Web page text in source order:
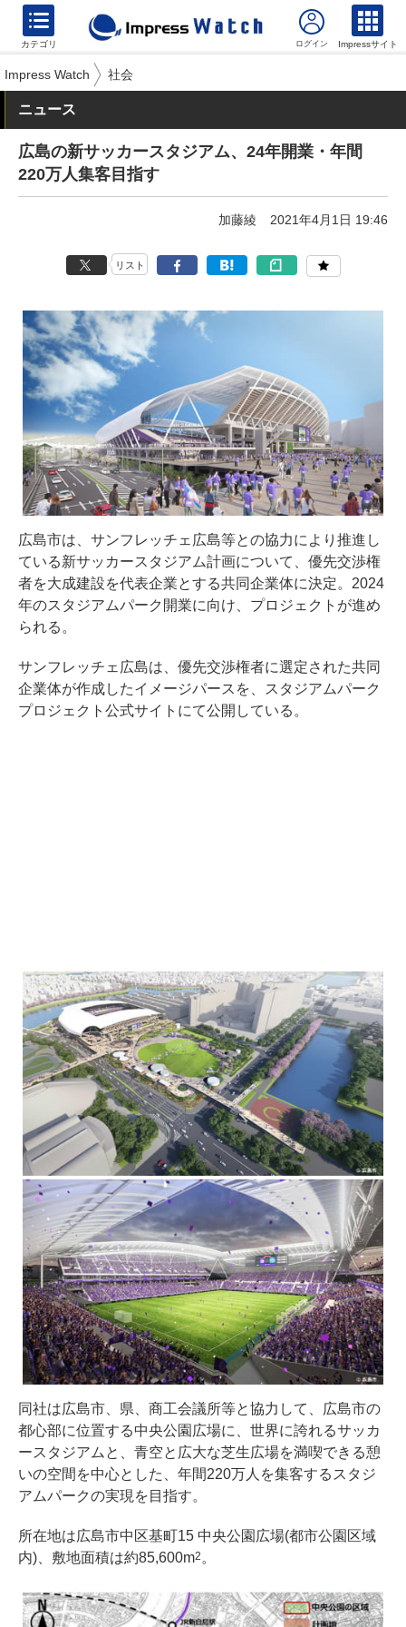
カテゴリ Impressサイト
Impress Watch 社会
ニュース
広島の新サッカースタジアム、24年開業・年間
220万人集客目指す
加藤綾 2021年4月1日 19:46
リスト
広島市は、サンフレッチェ広島等との協力により推進し
ている新サッカースタジアム計画について、優先交渉権
者を大成建設を代表企業とする共同企業体に決定。2024
年のスタジアムパーク開業に向け、プロジェクトが進め
られる。
サンフレッチェ広島は、優先交渉権者に選定された共同
企業体が作成したイメージパースを、スタジアムパーク
プロジェクト公式サイトにて公開している。
同社は広島市、県、商工会議所等と協力して、広島市の
都心部に位置する中央公園広場に、世界に誇れるサッカ
ースタジアムと、青空と広大な芝生広場を満喫できる憩
いの空間を中心とした、年間220万人を集客するスタジ
アムパークの実現を目指す。
所在地は広島市中区基町15 中央公園広場(都市公園区域
内)、敷地面積は約85,600m2 。